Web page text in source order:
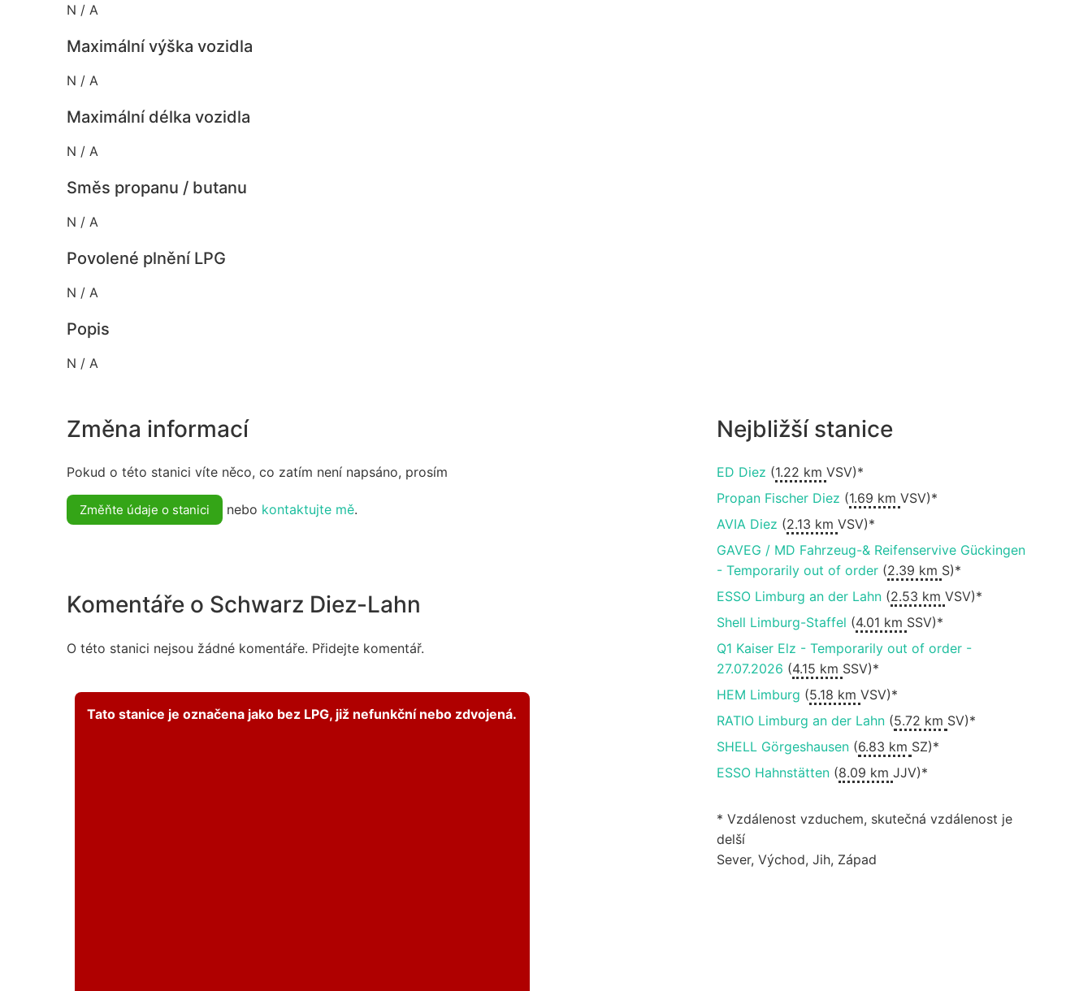
N / A
Maximální výška vozidla
N / A
Maximální délka vozidla
N / A
Směs propanu / butanu
N / A
Povolené plnění LPG
N / A
Popis
N / A
Změna informací
Pokud o této stanici víte něco, co zatím není napsáno, prosím
Změňte údaje o stanici nebo kontaktujte mě.
Komentáře o Schwarz Diez-Lahn
O této stanici nejsou žádné komentáře. Přidejte komentář.
Tato stanice je označena jako bez LPG, již nefunkční nebo zdvojená.
Nejbližší stanice
ED Diez (1.22 km VSV)*
Propan Fischer Diez (1.69 km VSV)*
AVIA Diez (2.13 km VSV)*
GAVEG / MD Fahrzeug-& Reifenservive Gückingen
- Temporarily out of order(2.39 km S)*
ESSO Limburg an der Lahn(2.53 km VSV)*
Shell Limburg-Staffel (4.01 km SSV)*
Q1 Kaiser Elz - Temporarily out of order -
27.07.2026 (4.15 km SSV)*
HEM Limburg (5.18 km VSV)*
RATIO Limburg an der Lahn(5.72 km SV)*
SHELL Görgeshausen(6.83 km SZ)*
ESSO Hahnstätten(8.09 km JJV)*
* Vzdálenost vzduchem, skutečná vzdálenost je
delší
Sever, Východ, Jih, Západ